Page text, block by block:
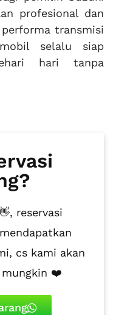
profesional dan
transmisi
selalu siap
hari tanpa
reservasi
cs kami akan
mungkin ❤️